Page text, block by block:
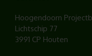
Hoogendoorn
Lichtschip 77
3991 CP Houten